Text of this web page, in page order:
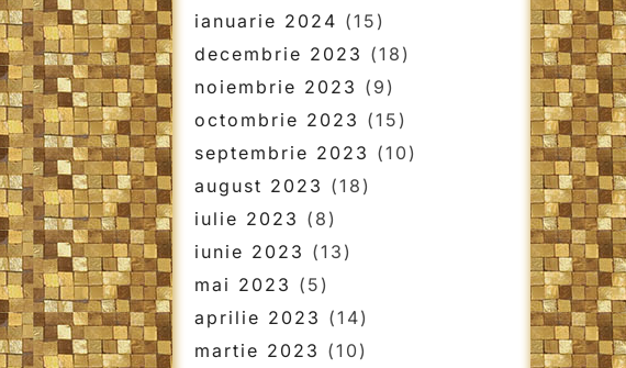
ianuarie 2024 (15)
decembrie 2023 (18)
noiembrie 2023 (9)
octombrie 2023 (15)
septembrie 2023 (10)
august 2023 (18)
iulie 2023 (8)
iunie 2023 (13)
mai 2023 (5)
aprilie 2023 (14)
martie 2023 (10)